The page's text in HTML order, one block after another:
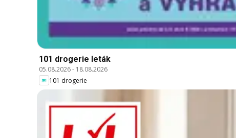
101 drogerie leták
05.08.2026- 18.08.2026
101 drogerie